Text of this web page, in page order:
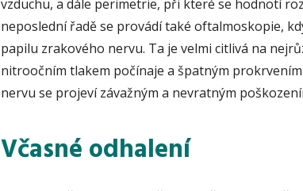
vzduchu, a dále perimetrie, při které se hodnotí
neposlední řadě se provádí také oftalmoskopie,
papilu zrakového nervu. Ta je velmi citlivá na
nitroočním tlakem počínaje a špatným
nervu se projeví závažným a nevratným
Včasné odhalení